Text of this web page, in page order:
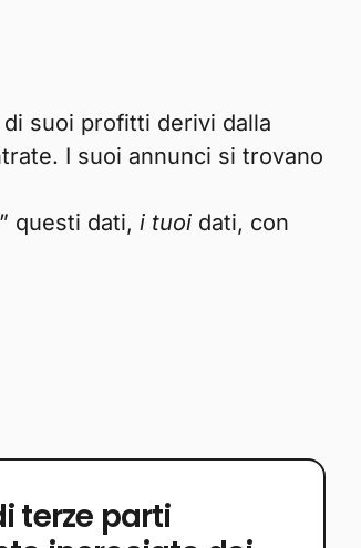
suoi profitti derivi dalla
I suoi annunci si trovano
questi dati, i tuoi dati, con
terze parti